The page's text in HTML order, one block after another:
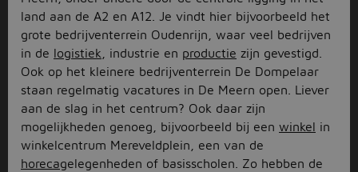
land aan de A2 en A12. Je vindt hier bijvoorbeeld het
grote bedrijventerrein Oudenrijn, waar veel bedrijven
in de logistiek , industrie en productie zijn gevestigd.
Ook op het kleinere bedrijventerrein De Dompelaar
staan regelmatig vacatures in De Meern open. Liever
aan de slag in het centrum? Ook daar zijn
mogelijkheden genoeg, bijvoorbeeld bij een winkel in
winkelcentrum Mereveldplein, een van de
horecagelegenheden of basisscholen. Zo hebben de